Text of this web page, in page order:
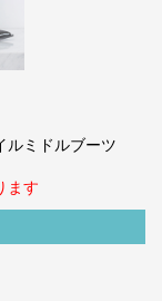
ルミドルブーツ
ます